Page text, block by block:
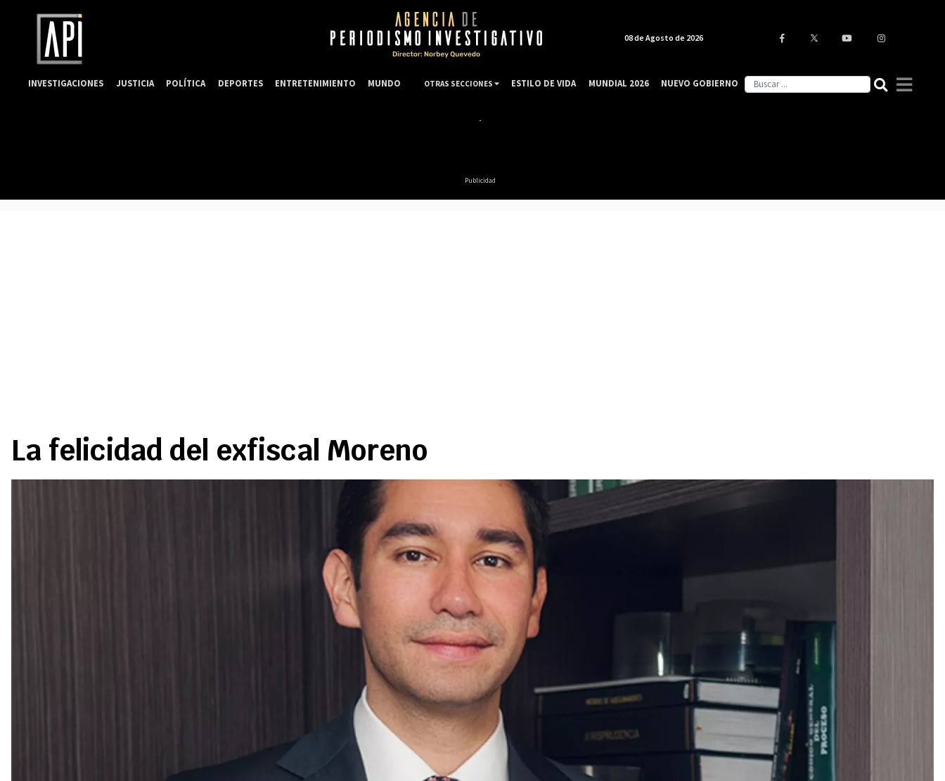
Publicidad
La felicidad del exfiscal Moreno
08 de Agosto de 2026
INVESTIGACIONES JUSTICIA POLÍTICA DEPORTES ENTRETENIMIENTO MUNDO OTRAS SECCIONES ESTILO DE VIDA MUNDIAL 2026 NUEVO GOBIERNO